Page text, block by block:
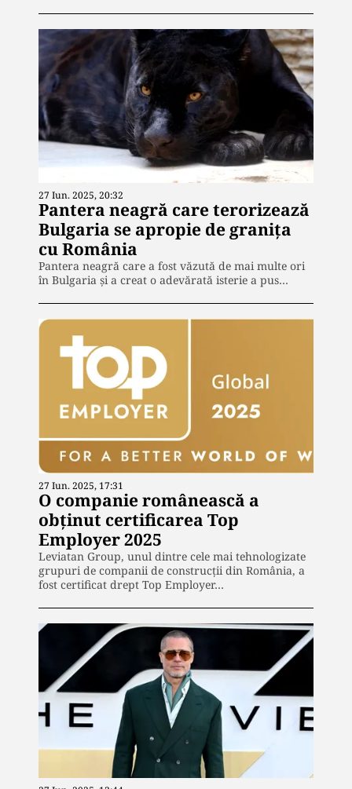
27 Iun. 2025, 20:32
Pantera neagră care terorizează
Bulgaria se apropie de granița
cu România
Pantera neagră care a fost văzută de mai multe ori
în Bulgaria și a creat o adevărată isterie a pus…
27 Iun. 2025, 17:31
O companie românească a
obținut certificarea Top
Employer 2025
Leviatan Group, unul dintre cele mai tehnologizate
grupuri de companii de construcții din România, a
fost certificat drept Top Employer…